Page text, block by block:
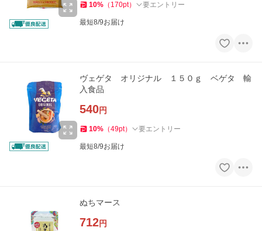
10% （ 170pt） 要エントリー
最短8/9お届け
ヴェゲタ オリジナル １５０ｇ ベゲタ 輸
入食品
540円
10% （49pt） 要エントリー
最短8/9お届け
ぬちマース
712円